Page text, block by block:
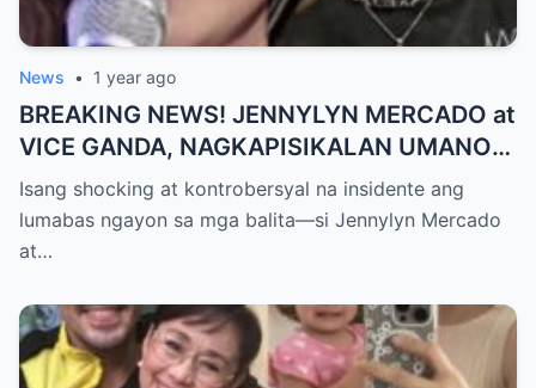
News • 1 year ago
BREAKING NEWS! JENNYLYN MERCADO at
VICE GANDA, NAGKAPISIKALAN UMANO
SA LIKOD NG CAMERA — Buong
PANGYAYARI, NAHULI SA VIDEO! Showbiz
World NAGULANTANG sa Biglaang
Personalidad!
Isang shocking at kontrobersyal na insidente ang
lumabas ngayon sa mga balita—si Jennylyn Mercado
at…